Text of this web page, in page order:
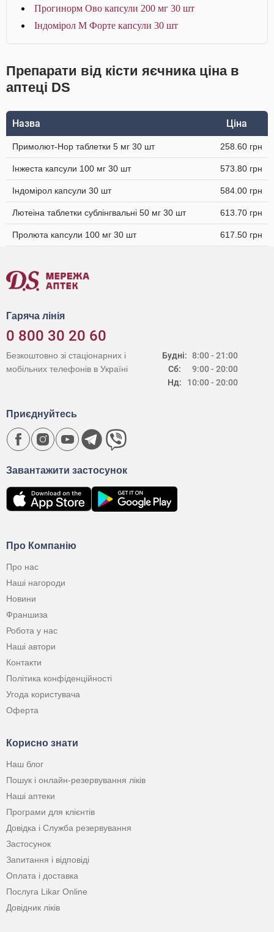
Прогинорм Ово капсули 200 мг 30 шт
Індомірол М Форте капсули 30 шт
Препарати від кісти яєчника ціна в
аптеці DS
Назва Ціна
Примолют-Нор таблетки 5 мг 30 шт 258.60 грн
Інжеста капсули 100 мг 30 шт 573.80 грн
Індомірол капсули 30 шт 584.00 грн
Лютеіна таблетки сублінгвальні 50 мг 30 шт 613.70 грн
Пролюта капсули 100 мг 30 шт 617.50 грн
Гаряча лінія
0 800 30 20 60
Будні:
Сб:
Нд:
8:00 - 21:00
9:00 - 20:00
10:00 - 20:00
Безкоштовно зі стаціонарних і
мобільних телефонів в Україні
Про Компанію
Про нас
Наші нагороди
Новини
Франшиза
Робота у нас
Наші автори
Контакти
Політика конфіденційності
Угода користувача
Оферта
Корисно знати
Наш блог
Пошук і онлайн-резервування ліків
Наші аптеки
Програми для клієнтів
Довідка і Служба резервування
Застосунок
Запитання і відповіді
Оплата і доставка
Послуга Likar Online
Довідник ліків
Завантажити застосунок
Приєднуйтесь